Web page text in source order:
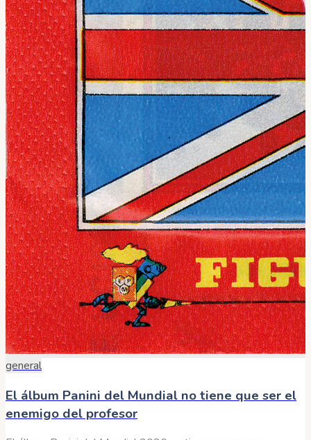
general
El álbum Panini del Mundial no tiene que ser el
enemigo del profesor